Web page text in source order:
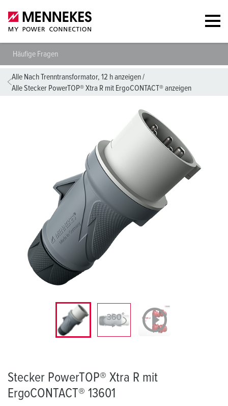
Häufige Fragen
Alle Nach Trenntransformator, 12 h anzeigen/
Alle Stecker PowerTOP® Xtra R mit ErgoCONTACT® anzeigen
Stecker PowerTOP® Xtra R mit
ErgoCONTACT® 13601